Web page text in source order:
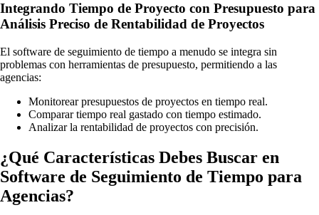
Integrando Tiempo de Proyecto con Presupuesto para
Análisis Preciso de Rentabilidad de Proyectos
El software de seguimiento de tiempo a menudo se integra sin
problemas con herramientas de presupuesto, permitiendo a las
agencias:
Monitorear presupuestos de proyectos en tiempo real.
Comparar tiempo real gastado con tiempo estimado.
Analizar la rentabilidad de proyectos con precisión.
¿Qué Características Debes Buscar en
Software de Seguimiento de Tiempo para
Agencias?